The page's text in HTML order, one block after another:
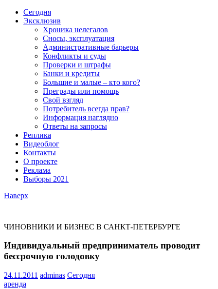
Сегодня
Эксклюзив
Хроника нелегалов
Сносы, эксплуатация
Административные барьеры
Конфликты и суды
Проверки и штрафы
Банки и кредиты
Большие и малые – кто кого?
Преграды или помощь
Свой взгляд
Потребитель всегда прав?
Информация наглядно
Ответы на запросы
Реплика
Видеоблог
Контакты
О проекте
Реклама
Выборы 2021
Наверх
ЧИНОВНИКИ И БИЗНЕС В САНКТ-ПЕТЕРБУРГЕ
Индивидуальный предприниматель проводит
бессрочную голодовку
24.11.2011 adminas Сегодня
аренда